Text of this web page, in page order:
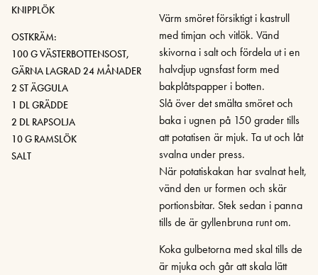
KNIPPLÖK
OSTKRÄM:
100 G VÄSTERBOTTENSOST,
GÄRNA LAGRAD 24 MÅNADER
2 ST ÄGGULA
1 DL GRÄDDE
2 DL RAPSOLJA
10 G RAMSLÖK
SALT
Värm smöret försiktigt i kastrull
med timjan och vitlök. Vänd
skivorna i salt och fördela ut i en
halvdjup ugnsfast form med
bakplåtspapper i botten.
Slå över det smälta smöret och
baka i ugnen på 150 grader tills
att potatisen är mjuk. Ta ut och låt
svalna under press.
När potatiskakan har svalnat helt,
vänd den ur formen och skär
portionsbitar. Stek sedan i panna
tills de är gyllenbruna runt om.
Koka gulbetorna med skal tills de
är mjuka och går att skala lätt